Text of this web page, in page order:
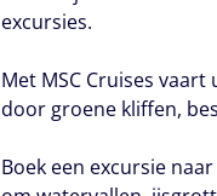
excursies.
Met MSC Cruises vaart
door groene kliffen,
Boek een excursie